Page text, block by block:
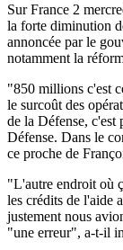
Sur France 2
la forte diminution
annoncée par le
notamment la
"850 millions c'est
le surcoût des
de la Défense,
Défense. Dans le
ce proche de
"L'autre endroit où
les crédits de l'aide
justement nous
"une erreur", a-t-il